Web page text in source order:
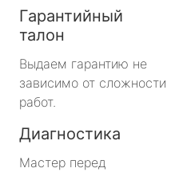
Гарантийный
талон
Выдаем гарантию не
зависимо от сложности
работ.
Диагностика
Мастер перед